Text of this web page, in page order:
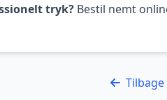
tryk? Bestil nemt